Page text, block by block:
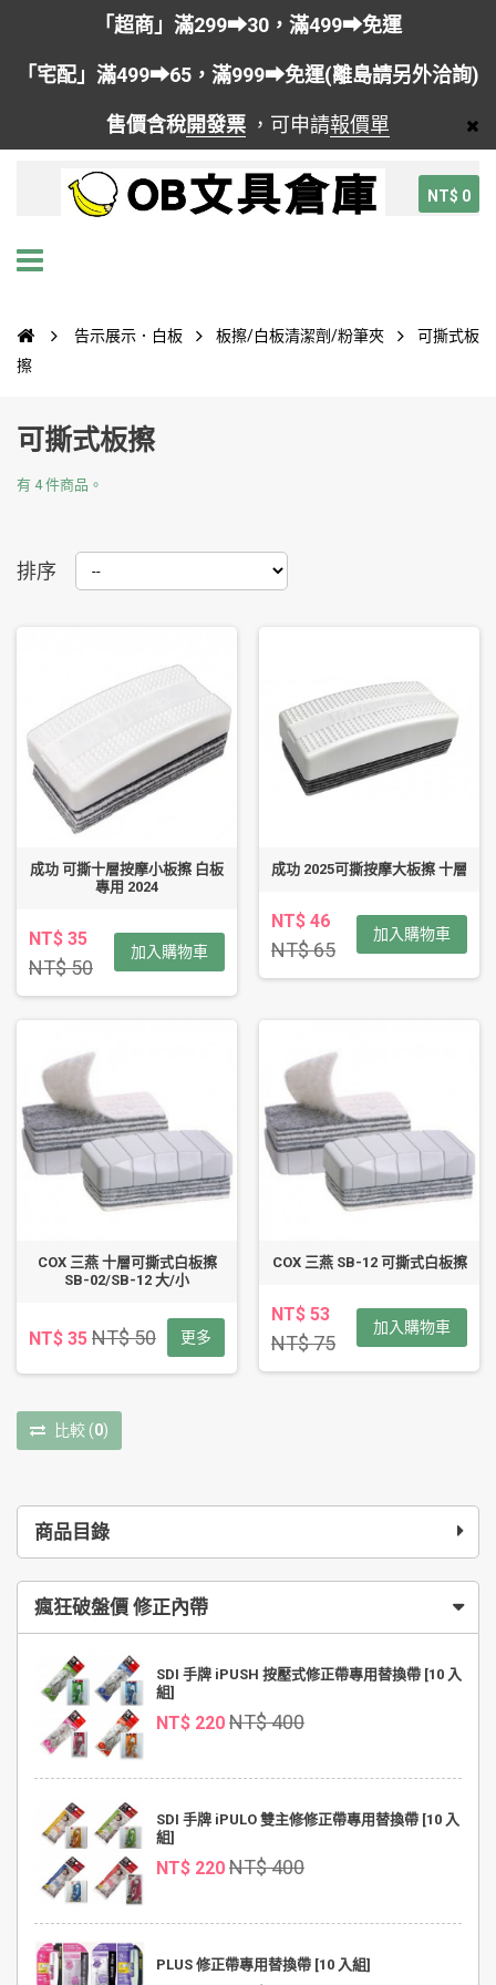
「超商」滿299➡30，滿499➡免運
「宅配」滿499➡65，滿999➡免運(離島請另外洽詢)
售價含稅開發票 ，可申請報價單
NT$ 0
告示展示．白板 板擦/白板清潔劑/粉筆夾
可撕式板
擦
商品目錄
瘋狂破盤價 修正內帶
SDI 手牌 iPUSH 按壓式修正帶專用替換帶 [10 入
組]
NT$ 220 NT$ 400
SDI 手牌 iPULO 雙主修修正帶專用替換帶 [10 入
組]
NT$ 220 NT$ 400
PLUS 修正帶專用替換帶 [10 入組]
可撕式板擦
有 4 件商品。
排序
成功 可撕十層按摩小板擦 白板
專用 2024
NT$ 35
NT$ 50
加入購物車
成功 2025可撕按摩大板擦 十層
NT$ 46
NT$ 65
加入購物車
COX 三燕 十層可撕式白板擦
SB-02/SB-12 大/小
NT$ 35 NT$ 50 更多
COX 三燕 SB-12 可撕式白板擦
NT$ 53
NT$ 75
加入購物車
比較 (0)